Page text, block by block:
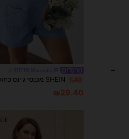
%40 SHEIN מכנסי ג'ינס כחולים להריון
₪29.40